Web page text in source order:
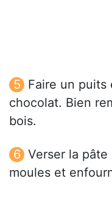
Faire un puits
chocolat. Bien
bois.
Verser la
moules et